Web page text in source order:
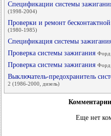
Спецификации системы
(1998-2004)
Проверки и ремонт
(1980-1985)
Спецификация системы
Проверка системы зажигания Форд
Проверка системы зажигания
Выключатель-предохранитель
2 (1986-2000, дизель)
Комментарии
Еще нет